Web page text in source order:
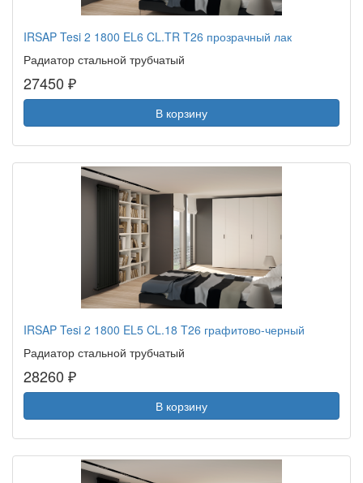
IRSAP Tesi 2 1800 EL6 CL.TR T26 прозрачный лак
Радиатор стальной трубчатый
27450 ₽
В корзину
IRSAP Tesi 2 1800 EL5 CL.18 T26 графитово-черный
Радиатор стальной трубчатый
28260 ₽
В корзину